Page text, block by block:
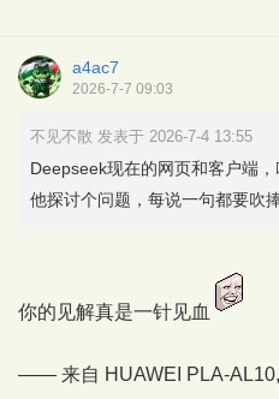
a4ac7
2026-7-7 09:03
不见不散 发表于 2026-7-4 13:55
Deepseek现在的网页和客户端
他探讨个问题，每说一句都要吹
你的见解真是一针见血
—— 来自 HUAWEI PLA-